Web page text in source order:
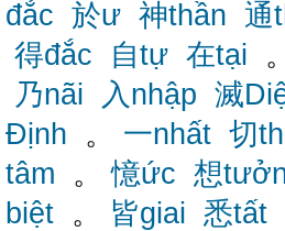
đắc 於ư 神thần 通
得đắc
自tự 在tại
乃nãi
入nhập 滅
Định 。 一nhất 切
tâm 。憶ức 想
biệt 。 皆giai 悉tất